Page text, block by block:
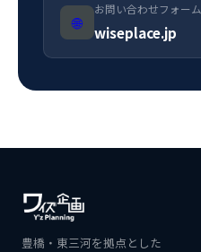
🌐
お問い合わせフォーム
wiseplace.jp
豊橋・東三河を拠点とした